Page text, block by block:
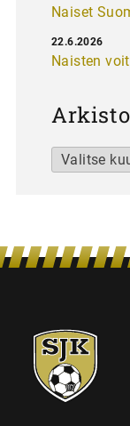
Naiset
Naisten
22.6.2026
Arkistot
SJK-
juniorit